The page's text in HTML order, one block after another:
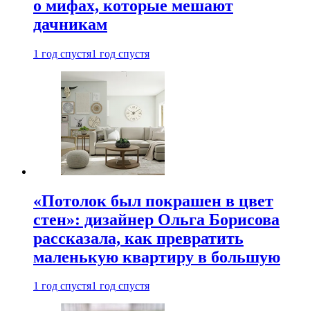
о мифах, которые мешают
дачникам
1 год спустя1 год спустя
«Потолок был покрашен в цвет
стен»: дизайнер Ольга Борисова
рассказала, как превратить
маленькую квартиру в большую
1 год спустя1 год спустя